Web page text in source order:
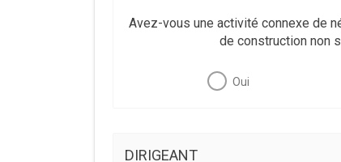
Avez-vous une activité connexe de
de construction non
Oui
DIRIGEANT